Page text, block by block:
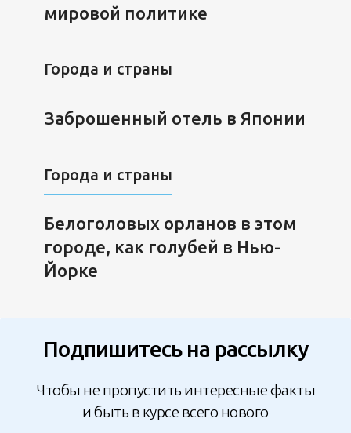
мировой политике
Города и страны
Заброшенный отель в Японии
Города и страны
Белоголовых орланов в этом
городе, как голубей в Нью-
Йорке
Подпишитесь на рассылку
Чтобы не пропустить интересные факты
и быть в курсе всего нового